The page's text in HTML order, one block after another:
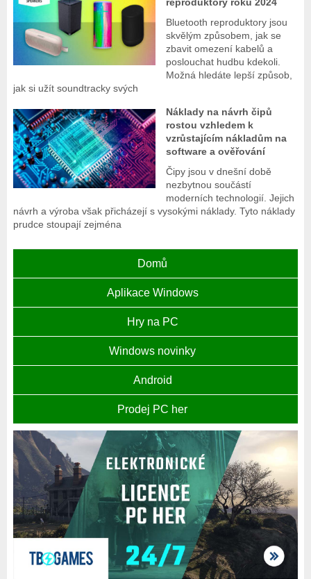
Bluetooth reproduktory jsou
skvělým způsobem, jak se
zbavit omezení kabelů a
poslouchat hudbu kdekoli.
Možná hledáte lepší způsob,
jak si užít soundtracky svých
Náklady na návrh čipů
rostou vzhledem k
vzrůstajícím nákladům na
software a ověřování
Čipy jsou v dnešní době
nezbytnou součástí
moderních technologií. Jejich
návrh a výroba však přicházejí s vysokými náklady. Tyto náklady
prudce stoupají zejména
Domů
Aplikace Windows
Hry na PC
Windows novinky
Android
Prodej PC her